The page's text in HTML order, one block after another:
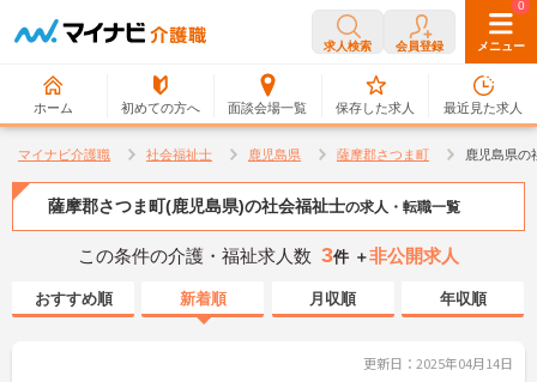
求人検索 会員登録 メニュー
ホーム 初めての方へ 面談会場一覧
0
保存した求人
0
最近見た求人
マイナビ介護職 社会福祉士 鹿児島県 薩摩郡さつま町 鹿児島県の
薩摩郡さつま町(鹿児島県)の社会福祉士の求人・転職一覧
この条件の介護・福祉求人数 3件 ＋非公開求人
おすすめ順 新着順 月収順 年収順
更新日：2025年04月14日